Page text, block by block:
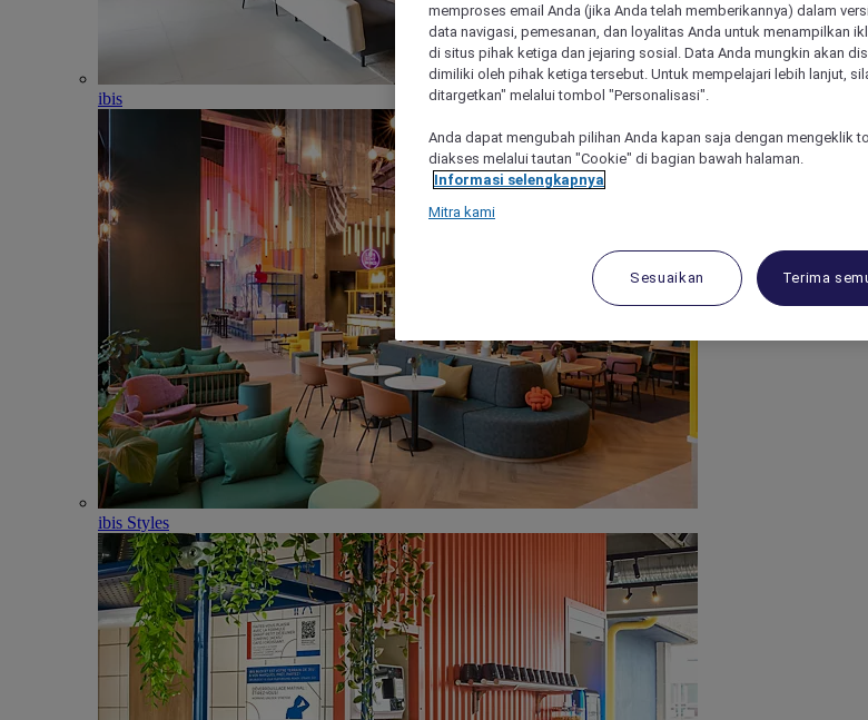
ibis
ibis Styles
memproses email Anda (jika Anda telah memberikannya) dalam
data navigasi, pemesanan, dan loyalitas Anda untuk menampilkan
di situs pihak ketiga dan jejaring sosial. Data Anda mungkin akan
dimiliki oleh pihak ketiga tersebut. Untuk mempelajari lebih lanjut,
ditargetkan" melalui tombol "Personalisasi".
Anda dapat mengubah pilihan Anda kapan saja dengan mengeklik
diakses melalui tautan "Cookie" di bagian bawah halaman.
Informasi selengkapnya
Mitra kami
Sesuaikan Terima